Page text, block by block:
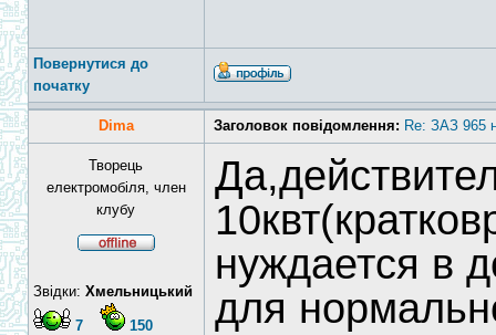
Повернутися до
початку
Dima Заголовок повідомлення: Re: ЗАЗ 965
Творець
електромобіля, член
клубу
Звідки: Хмельницький
7 150
нуждается в
для